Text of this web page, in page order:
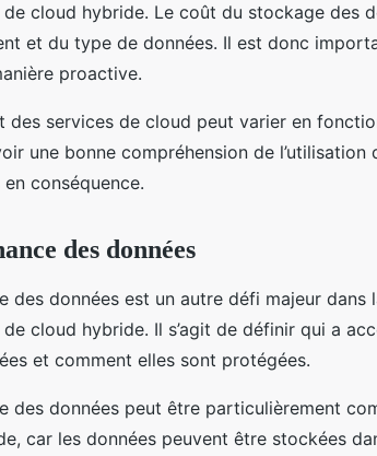
de cloud hybride. Le coût du stockage des
et du type de données. Il est donc
proactive.
des services de cloud peut varier en
une bonne compréhension de
conséquence.
des données
des données est un autre défi majeur dans
cloud hybride. Il s’agit de définir qui a
et comment elles sont protégées.
des données peut être particulièrement
car les données peuvent être stockées